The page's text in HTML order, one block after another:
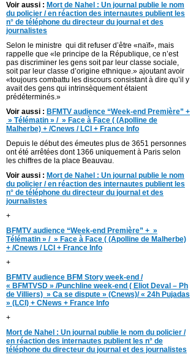
Voir aussi : Mort de Nahel : Un journal publie le nom
du policier / en réaction des internautes publient les
n° de téléphone du directeur du journal et des
journalistes
Selon le ministre qui dit refuser d’être «naïf», mais
rappelle que «le principe de la République, ce n’est
pas discriminer les gens soit par leur classe sociale,
soit par leur classe d’origine ethnique.» ajoutant avoir
«toujours combattu les discours consistant à dire qu’il y
avait des gens qui intrinsèquement étaient
prédéterminés.»
Voir aussi : BFMTV audience “Week-end Première” +
» Télématin » / » Face à Face ( (Apolline de
Malherbe) + /Cnews / LCI + France Info
Depuis le début des émeutes plus de 3651 personnes
ont été arrêtées dont 1366 uniquement à Paris selon
les chiffres de la place Beauvau.
Voir aussi : Mort de Nahel : Un journal publie le nom
du policier / en réaction des internautes publient les
n° de téléphone du directeur du journal et des
journalistes
+
BFMTV audience “Week-end Première” + »
Télématin » / » Face à Face ( (Apolline de Malherbe)
+ /Cnews / LCI + France Info
+
BFMTV audience BFM Story week-end /
« BFMTVSD » /Punchline week-end ( Eliot Deval – Ph
de Villiers) » Ca se dispute » (Cnews)/ « 24h Pujadas
» (LCI) + CNews + France Info
+
Mort de Nahel : Un journal publie le nom du policier /
en réaction des internautes publient les n° de
téléphone du directeur du journal et des journalistes